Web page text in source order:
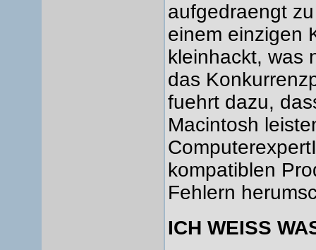
aufgedraengt
einem einzigen
kleinhackt, was
das
fuehrt dazu,
Macintosh
kompatiblen
Fehlern
ICH WEISS